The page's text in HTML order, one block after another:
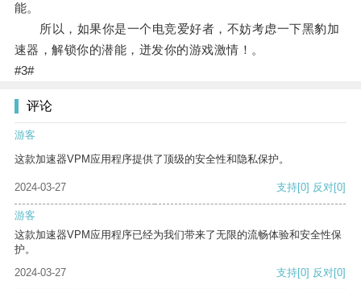
能。
所以，如果你是一个电竞爱好者，不妨考虑一下黑豹加
速器，解锁你的潜能，迸发你的游戏激情！。
#3#
评论
游客
这款加速器VPM应用程序提供了顶级的安全性和隐私保护。
2024-03-27 支持[0] 反对[0]
游客
这款加速器VPM应用程序已经为我们带来了无限的流畅体验和安全性保
护。
2024-03-27
支持[0] 反对[0]